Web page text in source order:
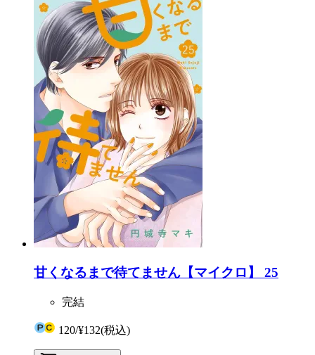
甘くなるまで待てません【マイクロ】 25
完結
120/¥132(税込)